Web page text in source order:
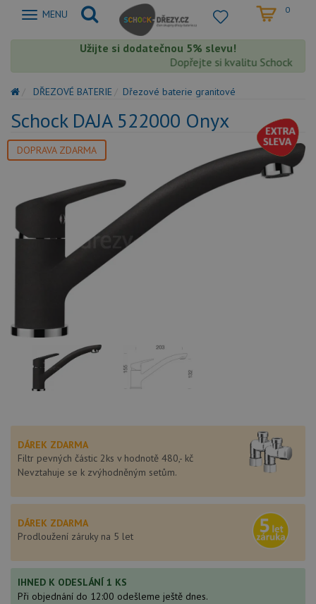
Zobrazit
MENU 0
Užijte si dodatečnou 5% slevu!
Dopřejte si kvalitu Schock s
DŘEZOVÉ BATERIE Dřezové baterie granitové
Schock DAJA 522000 Onyx
DOPRAVA ZDARMA
DÁREK ZDARMA
Filtr pevných částic 2ks v hodnotě 480,- kč
Nevztahuje se k zvýhodněným setům.
DÁREK ZDARMA
Prodloužení záruky na 5 let
IHNED K ODESLÁNÍ 1 KS
Při objednání do 12:00 odešleme ještě dnes.